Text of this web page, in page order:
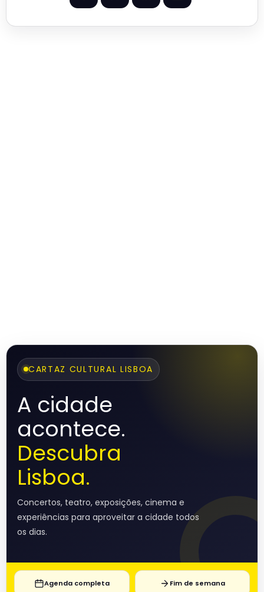
CARTAZ CULTURAL LISBOA
A cidade
acontece.
Descubra
Lisboa.
Concertos, teatro, exposições, cinema e
experiências para aproveitar a cidade todos
os dias.
Agenda completa Fim de semana